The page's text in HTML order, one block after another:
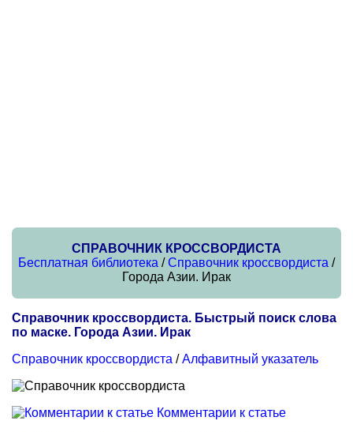
СПРАВОЧНИК КРОССВОРДИСТА
Бесплатная библиотека /Справочник кроссвордиста /
Города Азии. Ирак
Справочник кроссвордиста. Быстрый поиск слова
по маске. Города Азии. Ирак
Справочник кроссвордиста /Алфавитный указатель
Комментарии к статье